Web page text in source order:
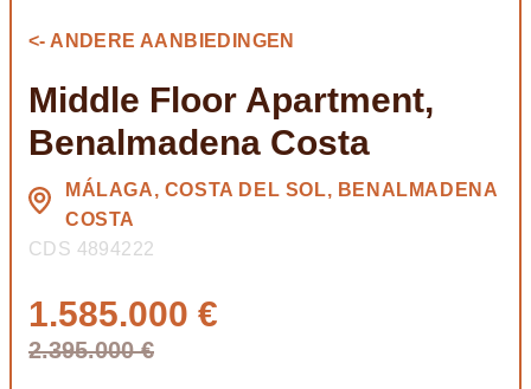
<- ANDERE AANBIEDINGEN
Middle Floor Apartment,
Benalmadena Costa
MÁLAGA, COSTA DEL SOL, BENALMADENA
COSTA
CDS 4894222
1.585.000 €
2.395.000 €